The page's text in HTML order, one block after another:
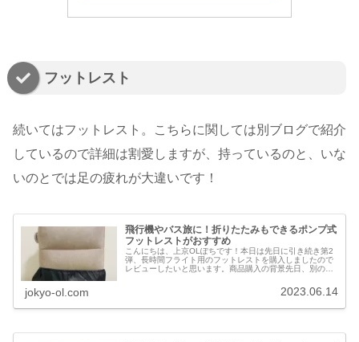
フットレスト
続いてはフットレスト。こちらに関しては別ブログで紹介
しているので詳細は割愛しますが、持っているのと、いな
いのとでは足の疲れが大違いです！
飛行機やバス旅に！折りたたみもできるポンプ式
フットレストがおすすめ
こんにちは、上京OLぽちです！本日は先日に引き続き第2
弾、長時間フライト用のフットレストを購入しましたので
レビューしたいと思います。商品購入の背景先日、別の記
jokyo-ol.com 2023.06.14